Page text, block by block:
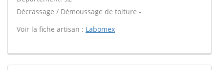
Décrassage / Démoussage de toiture -
Voir la fiche artisan : Labomex